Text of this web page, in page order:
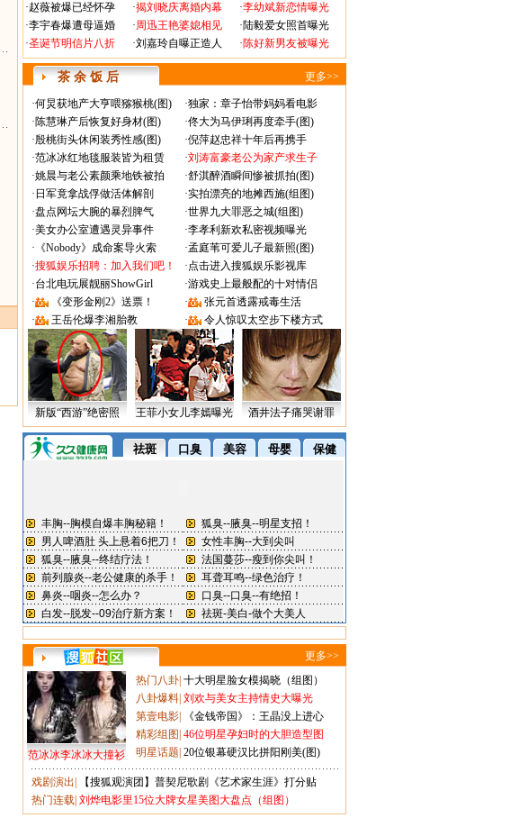
·赵薇被爆已经怀孕
·李宇春爆遭母逼婚
·圣诞节明信片八折
·揭刘晓庆离婚内幕
·周迅王艳婆媳相见
·刘嘉玲自曝正造人
·李幼斌新恋情曝光
·陆毅爱女照首曝光
·陈好新男友被曝光
茶 余 饭 后 更多>>
·何炅获地产大亨喂猕猴桃(图) ·独家：章子怡带妈妈看电影
·陈慧琳产后恢复好身材(图) ·佟大为马伊琍再度牵手(图)
·殷桃街头休闲装秀性感(图) ·倪萍赵忠祥十年后再携手
·范冰冰红地毯服装皆为租赁 ·刘涛富豪老公为家产求生子
·姚晨与老公素颜乘地铁被拍 ·舒淇醉酒瞬间惨被抓拍(图)
· 日军竟拿战俘做活体解剖 ·实拍漂亮的地摊西施(组图)
·盘点网坛大腕的暴烈脾气 ·世界九大罪恶之城(组图)
·美女办公室遭遇灵异事件 ·李孝利新欢私密视频曝光
· 《Nobody》成命案导火索 ·孟庭苇可爱儿子最新照(图)
·搜狐娱乐招聘：加入我们吧！ ·点击进入搜狐娱乐影视库
·台北电玩展靓丽ShowGirl ·游戏史上最般配的十对情侣
·
《变形金刚2》送票！ ·
张元首透露戒毒生活
·
王岳伦爆李湘胎教 · 令人惊叹太空步下楼方式
新版“西游”绝密照 王菲小女儿李嫣曝光 酒井法子痛哭谢罪
更多>>
范冰冰李冰冰大撞衫
热门八卦 十大明星脸女模揭晓（组图）
八卦爆料 刘欢与美女主持情史大曝光
第壹电影
《金钱帝国》：王晶没上进心
精彩组图 46位明星孕妇时的大胆造型图
明星话题 20位银幕硬汉比拼阳刚美(图)
戏剧演出
【搜狐观演团】普契尼歌剧《艺术家生涯》打分贴
热门连载 刘烨电影里15位大牌女星美图大盘点（组图）